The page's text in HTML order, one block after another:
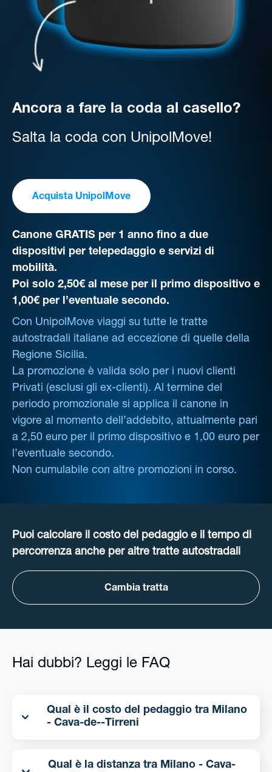
Ancora a fare la coda al casello?
Salta la coda con UnipolMove!
Acquista UnipolMove
Canone GRATIS per 1 anno fino a due
dispositivi per telepedaggio e servizi di
mobilità.
Poi solo 2,50€ al mese per il primo dispositivo e
1,00€ per l’eventuale secondo.
Con UnipolMove viaggi su tutte le tratte
autostradali italiane ad eccezione di quelle della
Regione Sicilia.
La promozione è valida solo per i nuovi clienti
Privati (esclusi gli ex-clienti). Al termine del
periodo promozionale si applica il canone in
vigore al momento dell’addebito, attualmente pari
a 2,50 euro per il primo dispositivo e 1,00 euro per
l’eventuale secondo.
Non cumulabile con altre promozioni in corso.
Puoi calcolare il costo del pedaggio e il tempo di
percorrenza anche per altre tratte autostradali
Cambia tratta
Hai dubbi? Leggi le FAQ
Qual è il costo del pedaggio tra Milano
- Cava-de--Tirreni
Qual è la distanza tra Milano - Cava-